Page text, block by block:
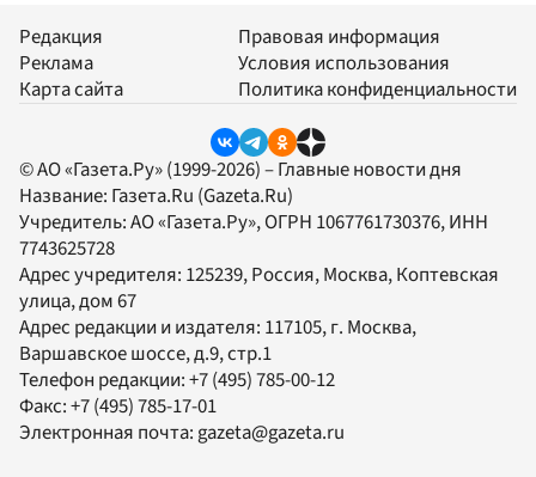
Редакция
Реклама
Карта сайта
Правовая информация
Условия использования
Политика конфиденциальности
© АО «Газета.Ру» (1999-2026) – Главные новости дня
Название: Газета.Ru (Gazeta.Ru)
Учредитель:АО «Газета.Ру», ОГРН 1067761730376, ИНН
7743625728
Адрес учредителя: 125239, Россия, Москва, Коптевская
улица, дом 67
Адрес редакции и издателя: 117105, г. Москва,
Варшавское шоссе, д.9, стр.1
Телефон редакции:+7 (495) 785-00-12
Факс:+7 (495) 785-17-01
Электронная почта: gazeta@gazeta.ru